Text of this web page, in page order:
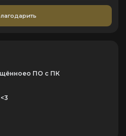
ПО с ПК